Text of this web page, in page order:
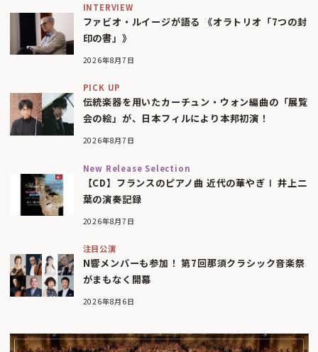
INTERVIEW
ファビオ・ルイージが語る 《オラトリオ「7つの封
印の書」》
2026年8月7日
PICK UP
伝統楽器を用いたカーチュン・ウォン編曲の「展覧
会の絵」が、日本フィルにより本邦初演！
2026年8月7日
New Release Selection
【CD】フランスのピアノ曲 近代の華やぎⅠ 井上二
葉の演奏記録
2026年8月7日
注目公演
N響メンバーも参加！ 第7回那須クラシック音楽祭
がまもなく開幕
2026年8月6日